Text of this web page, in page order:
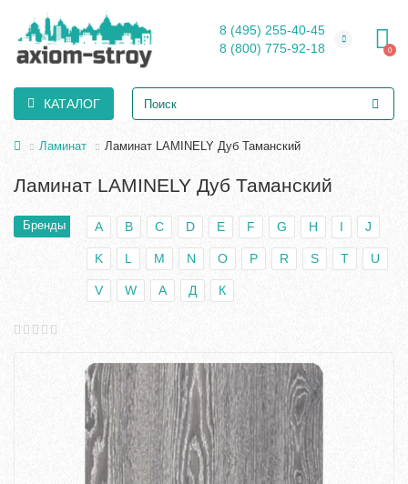
8 (495) 255-40-45
8 (800) 775-92-18
0
КАТАЛОГ
Ламинат Ламинат LAMINELY Дуб Таманский
Ламинат LAMINELY Дуб Таманский
Бренды A B C D E F G H I J
K L M N O P R S T U
V W А Д К